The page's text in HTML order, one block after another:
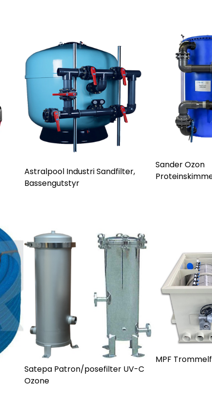
Astralpool Industri Sandfilter,
Bassengutstyr
Sander Ozon
Satepa Patron/posefilter UV-C
Ozone
MPF